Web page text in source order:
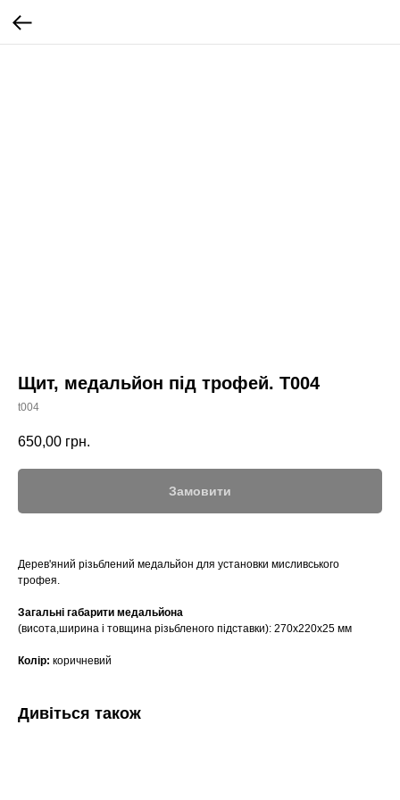
Щит, медальйон під трофей. T004
t004
650,00 грн.
Замовити
Дерев'яний різьблений медальйон для установки мисливського
трофея.
Загальні габарити медальйона
(висота,ширина і товщина різьбленого підставки): 270х220х25 мм
Колір: коричневий
Дивіться також